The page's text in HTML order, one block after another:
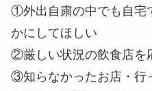
①外出自粛の中でも自宅
かにしてほしい
②厳しい状況の飲食店を
③知らなかったお店・行